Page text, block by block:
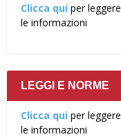
Clicca qui per leggere
le informazioni
LEGGI E NORME
Clicca qui per leggere
le informazioni